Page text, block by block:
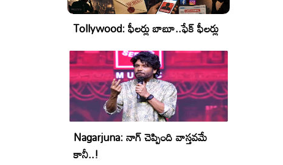
Tollywood: ఫీలర్లు బాబూ..ఫేక్ ఫీలర్లు
Nagarjuna: నాగ్ చెప్పింది వాస్తవమే
కానీ..!